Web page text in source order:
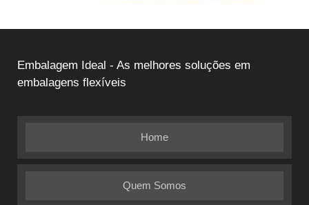
Embalagem Ideal - As melhores soluções em
embalagens flexíveis
Home
Quem Somos